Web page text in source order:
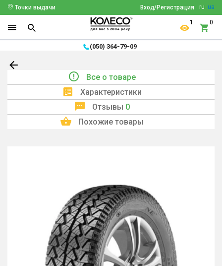
ru ua
Вход/Регистрация
Точки выдачи
1 0
(050) 364-79-09
Все о товаре
Характеристики
Отзывы 0
Похожие товары